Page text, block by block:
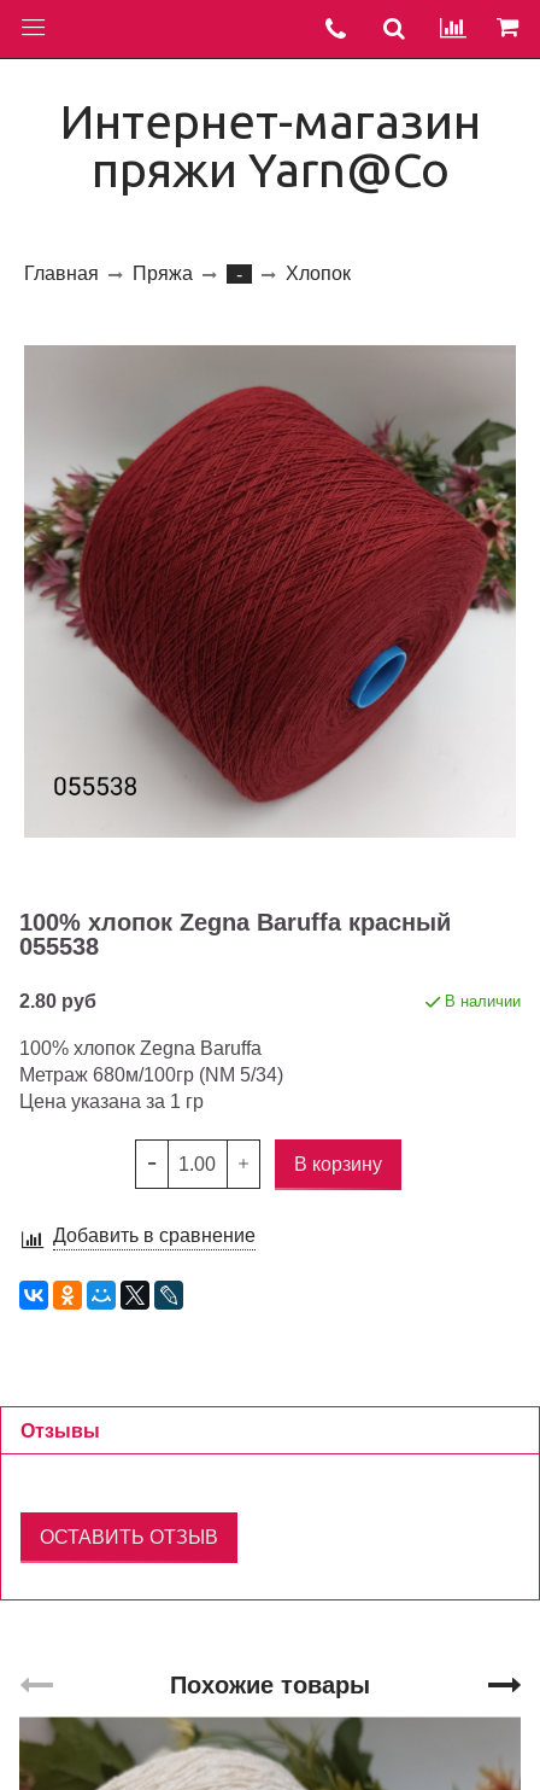
Интернет-магазин
пряжи Yarn@Co
Главная Пряжа - Хлопок
100% хлопок Zegna Baruffa красный
055538
2.80 руб В наличии
100% хлопок Zegna Baruffa
Метраж 680м/100гр (NM 5/34)
Цена указана за 1 гр
В корзину
Добавить в сравнение
Отзывы
ОСТАВИТЬ ОТЗЫВ
Похожие товары